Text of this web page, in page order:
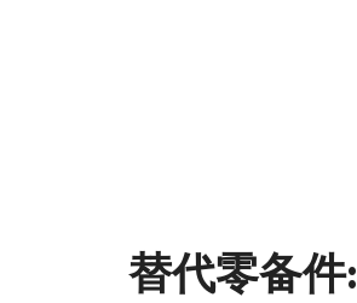
替代零备件: